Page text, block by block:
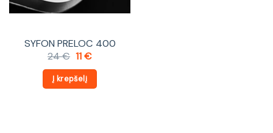
SYFON PRELOC 400
24€ Original
was:
24 €.
11€Current
is:
11 €.
Į krepšelį